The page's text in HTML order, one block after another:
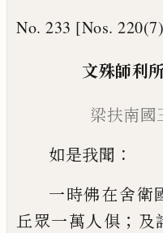
No. 233 [Nos.
文殊師利
梁扶南國
如是我聞 ：
一時佛在舍衛
丘眾一萬人俱 ； 及